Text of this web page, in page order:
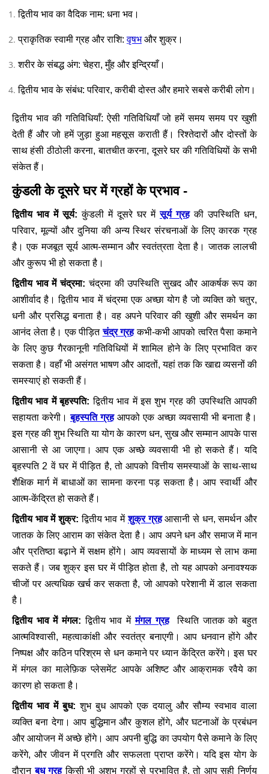
द्वितीय भाव का वैदिक नाम: धना भव।
प्राकृतिक स्वामी ग्रह और राशि:वृषभऔर शुक्र।
शरीर के संबद्ध अंग: चेहरा, मुँह और इन्द्रियाँ।
द्वितीय भाव के संबंध: परिवार, करीबी दोस्त और हमारे सबसे करीबी लोग।
द्वितीय भाव की गतिविधियाँ: ऐसी गतिविधियाँ जो हमें समय समय पर खुशी
देती हैं और जो हमें जुड़ा हुआ महसूस कराती हैं। रिश्तेदारों और दोस्तों के
साथ हंसी ठीठोली करना, बातचीत करना, दूसरे घर की गतिविधियों के सभी
संकेत हैं।
कुंडली के दूसरे घर में ग्रहों के प्रभाव -
द्वितीय भाव में सूर्य: कुंडली में दूसरे घर मेंसूर्य ग्रहकी उपस्थिति धन,
परिवार, मूल्यों और दुनिया की अन्य स्थिर संरचनाओं के लिए कारक ग्रह
है। एक मजबूत सूर्य आत्म-सम्मान और स्वतंत्रता देता है। जातक लालची
और कुरूप भी हो सकता है।
द्वितीय भाव में चंद्रमा: चंद्रमा की उपस्थिति सुखद और आकर्षक रूप का
आशीर्वाद है। द्वितीय भाव में चंद्रमा एक अच्छा योग है जो व्यक्ति को चतुर,
धनी और प्रसिद्ध बनाता है। वह अपने परिवार की खुशी और समर्थन का
आनंद लेता है। एक पीड़ितचंद्र ग्रह कभी-कभी आपको त्वरित पैसा कमाने
के लिए कुछ गैरकानूनी गतिविधियों में शामिल होने के लिए प्रभावित कर
सकता है। वहाँ भी असंगत भाषण और आदतों, यहां तक ​​कि खाद्य व्यसनों की
समस्याएं हो सकती हैं।
द्वितीय भाव में बृहस्पति: द्वितीय भाव में इस शुभ ग्रह की उपस्थिति आपकी
सहायता करेगी।बृहस्पति ग्रह आपको एक अच्छा व्यवसायी भी बनाता है।
इस ग्रह की शुभ स्थिति या योग के कारण धन, सुख और सम्मान आपके पास
आसानी से आ जाएगा। आप एक अच्छे व्यवसायी भी हो सकते हैं। यदि
बृहस्पति 2 वें घर में पीड़ित है, तो आपको वित्तीय समस्याओं के साथ-साथ
शैक्षिक मार्ग में बाधाओं का सामना करना पड़ सकता है। आप स्वार्थी और
आत्म-केंद्रित हो सकते हैं।
द्वितीय भाव में शुक्र: द्वितीय भाव मेंशुक्र ग्रहआसानी से धन, समर्थन और
जातक के लिए आराम का संकेत देता है। आप अपने धन और समाज में मान
और प्रतिष्ठा बढ़ाने में सक्षम होंगे। आप व्यवसायों के माध्यम से लाभ कमा
सकते हैं। जब शुक्र इस घर में पीड़ित होता है, तो यह आपको अनावश्यक
चीजों पर अत्यधिक खर्च कर सकता है, जो आपको परेशानी में डाल सकता
है।
द्वितीय भाव में मंगल: द्वितीय भाव मेंमंगल ग्रह
स्थिति जातक को बहुत
आत्मविश्वासी, महत्वाकांक्षी और स्वतंत्र बनाएगी। आप धनवान होंगे और
निष्पक्ष और कठिन परिश्रम से धन कमाने पर ध्यान केंद्रित करेंगे। इस घर
में मंगल का मालेफ़िक प्लेसमेंट आपके अशिष्ट और आक्रामक रवैये का
कारण हो सकता है।
द्वितीय भाव में बुध: शुभ बुध आपको एक दयालु और सौम्य स्वभाव वाला
व्यक्ति बना देगा। आप बुद्धिमान और कुशल होंगे, और घटनाओं के प्रबंधन
और आयोजन में अच्छे होंगे। आप अपनी बुद्धि का उपयोग पैसे कमाने के लिए
करेंगे, और जीवन में प्रगति और सफलता प्राप्त करेंगे। यदि इस योग के
दौरानबुध ग्रह किसी भी अशुभ ग्रहों से प्रभावित है, तो आप सही निर्णय